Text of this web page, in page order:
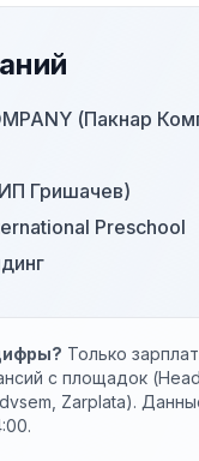
(Пакнар
Гришачев)
Preschool
Только
с площадок
Zarplata).